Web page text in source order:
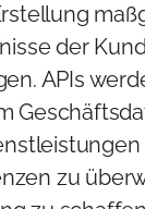
der
APIs
zu